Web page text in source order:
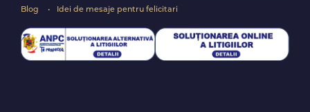
Blog Idei de mesaje pentru felicitari